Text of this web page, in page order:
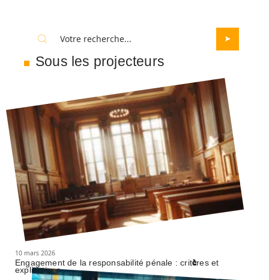
Sous les projecteurs
10 mars 2026
Engagement de la responsabilité pénale : critères et
explications